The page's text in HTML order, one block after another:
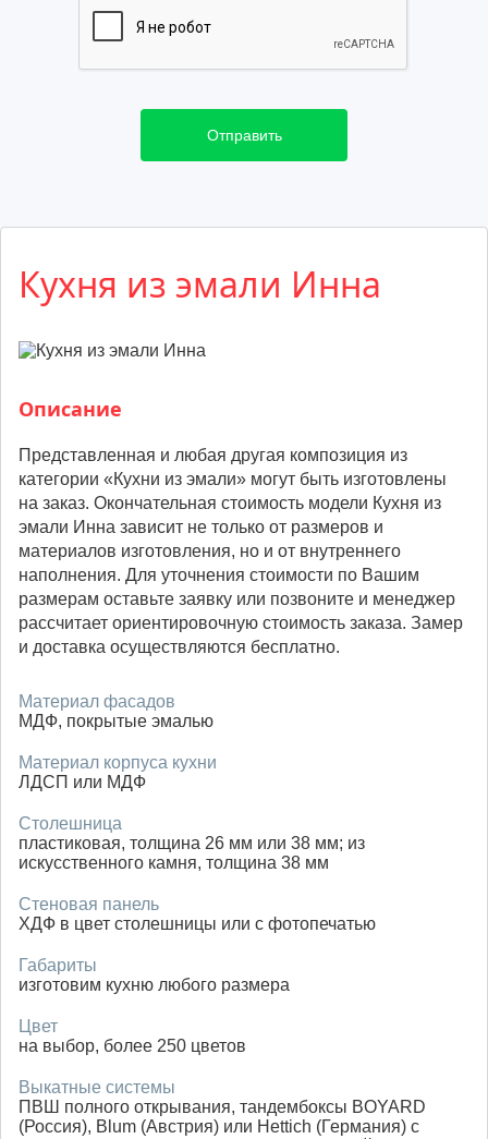
Отправить
Кухня из эмали Инна
Описание
Представленная и любая другая композиция из
категории «Кухни из эмали» могут быть изготовлены
на заказ. Окончательная стоимость модели Кухня из
эмали Инна зависит не только от размеров и
материалов изготовления, но и от внутреннего
наполнения. Для уточнения стоимости по Вашим
размерам оставьте заявку или позвоните и менеджер
рассчитает ориентировочную стоимость заказа. Замер
и доставка осуществляются бесплатно.
Материал фасадов
МДФ, покрытые эмалью
Материал корпуса кухни
ЛДСП или МДФ
Столешница
пластиковая, толщина 26 мм или 38 мм; из
искусственного камня, толщина 38 мм
Стеновая панель
ХДФ в цвет столешницы или с фотопечатью
Габариты
изготовим кухню любого размера
Цвет
на выбор, более 250 цветов
Выкатные системы
ПВШ полного открывания, тандембоксы BOYARD
(Россия), Blum (Австрия) или Hettich (Германия) с